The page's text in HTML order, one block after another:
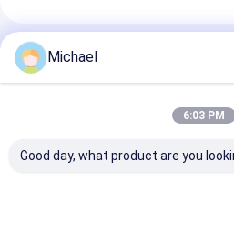
Productos Recomendados
Michael
6:03 PM
Good day, what product are you